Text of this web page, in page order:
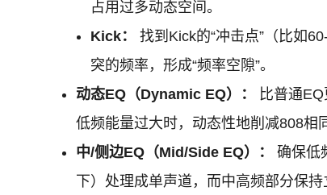
占用过多动态空间。
Kick：
找到Kick的“冲击点”（比如
突的频率，形成“频率空隙”。
动态EQ（Dynamic EQ）：
比普通
低频能量过大时，动态性地削减808相
中/侧边EQ（Mid/Side EQ）：
确保低
下）处理成单声道，而中高频部分保持